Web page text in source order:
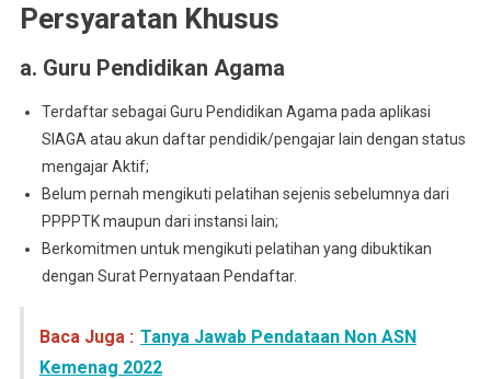
Persyaratan Khusus
a. Guru Pendidikan Agama
Terdaftar sebagai Guru Pendidikan Agama pada aplikasi
SIAGA atau akun daftar pendidik/pengajar lain dengan status
mengajar Aktif;
Belum pernah mengikuti pelatihan sejenis sebelumnya dari
PPPPTK maupun dari instansi lain;
Berkomitmen untuk mengikuti pelatihan yang dibuktikan
dengan Surat Pernyataan Pendaftar.
Baca Juga : Tanya Jawab Pendataan Non ASN
Kemenag 2022